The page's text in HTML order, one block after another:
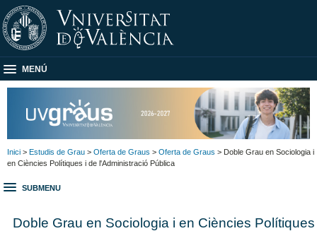
MENÚ
Inici > Estudis de Grau > Oferta de Graus > Oferta de Graus > Doble Grau en Sociologia i
en Ciències Polítiques i de l'Administració Pública
SUBMENU
Doble Grau en Sociologia i en Ciències Polítiques